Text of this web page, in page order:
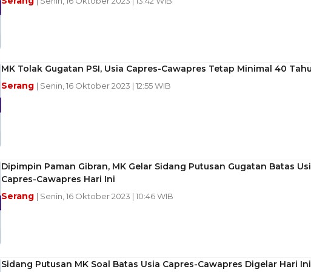
MK Tolak Gugatan PSI, Usia Capres-Cawapres Tetap Minimal 40
Serang | Senin, 16 Oktober 2023 | 12:55 WIB
Dipimpin Paman Gibran, MK Gelar Sidang Putusan Gugatan Batas
Capres-Cawapres Hari Ini
Serang | Senin, 16 Oktober 2023 | 10:46 WIB
Sidang Putusan MK Soal Batas Usia Capres-Cawapres Digelar Hari